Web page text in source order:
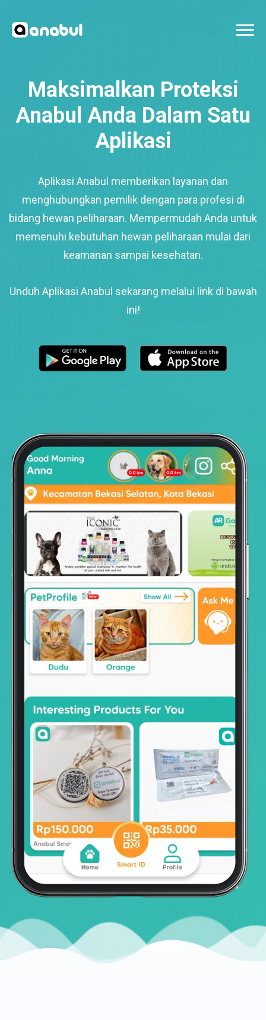
Maksimalkan Proteksi
Anabul Anda Dalam Satu
Aplikasi
Aplikasi Anabul memberikan layanan dan
menghubungkan pemilik dengan para profesi di
bidang hewan peliharaan. Mempermudah Anda untuk
memenuhi kebutuhan hewan peliharaan mulai dari
keamanan sampai kesehatan.
Unduh Aplikasi Anabul sekarang melalui link di bawah
ini!